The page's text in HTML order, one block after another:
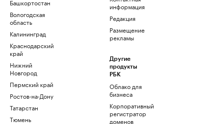
Башкортостан
Вологодская
область
Калининград
Краснодарский
край
Нижний
Новгород
Пермский край
Ростов-на-Дону
Татарстан
Тюмень
информация
Редакция
Размещение
рекламы
Другие
продукты
РБК
Облако для
бизнеса
Корпоративный
регистратор
доменов